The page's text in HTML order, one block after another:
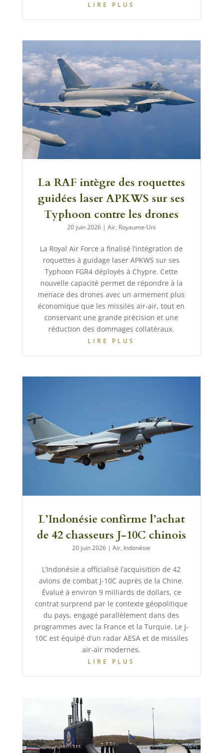
LIRE PLUS
La RAF intègre des roquettes
guidées laser APKWS sur ses
Typhoon contre les drones
20 juin 2026| Air, Royaume-Uni
La Royal Air Force a finalisé l’intégration de
roquettes à guidage laser APKWS sur ses
Typhoon FGR4 déployés à Chypre. Cette
nouvelle capacité permet de répondre à la
menace des drones avec un armement plus
économique que les missiles air-air, tout en
conservant une grande précision et une
réduction des dommages collatéraux.
LIRE PLUS
L’Indonésie confirme l’achat
de 42 chasseurs J-10C chinois
20 juin 2026 |Air, Indonésie
L’Indonésie a officialisé l’acquisition de 42
avions de combat J-10C auprès de la Chine.
Évalué à environ 9 milliards de dollars, ce
contrat surprend par le contexte géopolitique
du pays, engagé parallèlement dans des
programmes avec la France et la Turquie. Le J-
10C est équipé d’un radar AESA et de missiles
air-air modernes.
LIRE PLUS